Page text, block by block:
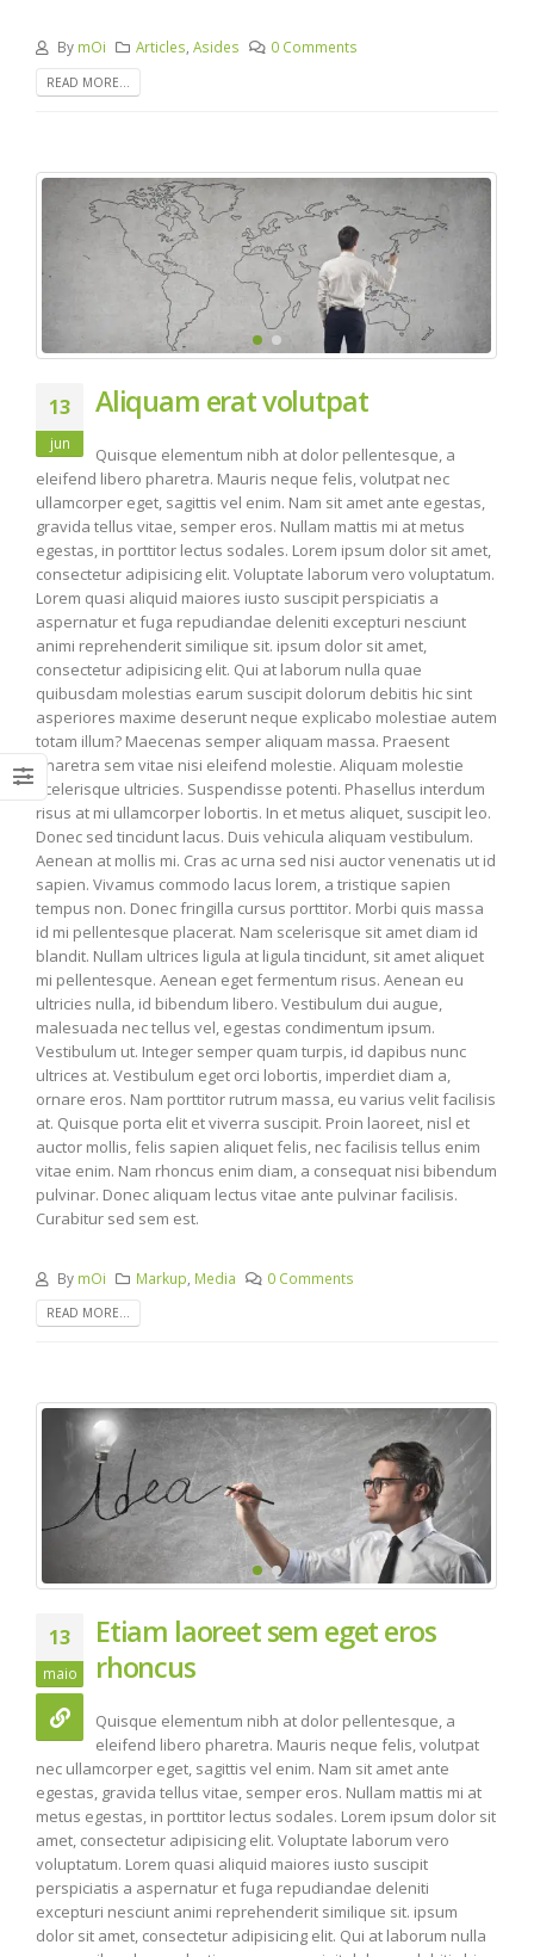
By mOi Articles,Asides 0 Comments
READ MORE...
13
jun
Aliquam erat volutpat
Quisque elementum nibh at dolor pellentesque, a
eleifend libero pharetra. Mauris neque felis, volutpat nec
ullamcorper eget, sagittis vel enim. Nam sit amet ante egestas,
gravida tellus vitae, semper eros. Nullam mattis mi at metus
egestas, in porttitor lectus sodales. Lorem ipsum dolor sit amet,
consectetur adipisicing elit. Voluptate laborum vero voluptatum.
Lorem quasi aliquid maiores iusto suscipit perspiciatis a
aspernatur et fuga repudiandae deleniti excepturi nesciunt
animi reprehenderit similique sit. ipsum dolor sit amet,
consectetur adipisicing elit. Qui at laborum nulla quae
quibusdam molestias earum suscipit dolorum debitis hic sint
asperiores maxime deserunt neque explicabo molestiae autem
totam illum? Maecenas semper aliquam massa. Praesent
pharetra sem vitae nisi eleifend molestie. Aliquam molestie
scelerisque ultricies. Suspendisse potenti. Phasellus interdum
risus at mi ullamcorper lobortis. In et metus aliquet, suscipit leo.
Donec sed tincidunt lacus. Duis vehicula aliquam vestibulum.
Aenean at mollis mi. Cras ac urna sed nisi auctor venenatis ut id
sapien. Vivamus commodo lacus lorem, a tristique sapien
tempus non. Donec fringilla cursus porttitor. Morbi quis massa
id mi pellentesque placerat. Nam scelerisque sit amet diam id
blandit. Nullam ultrices ligula at ligula tincidunt, sit amet aliquet
mi pellentesque. Aenean eget fermentum risus. Aenean eu
ultricies nulla, id bibendum libero. Vestibulum dui augue,
malesuada nec tellus vel, egestas condimentum ipsum.
Vestibulum ut. Integer semper quam turpis, id dapibus nunc
ultrices at. Vestibulum eget orci lobortis, imperdiet diam a,
ornare eros. Nam porttitor rutrum massa, eu varius velit facilisis
at. Quisque porta elit et viverra suscipit. Proin laoreet, nisl et
auctor mollis, felis sapien aliquet felis, nec facilisis tellus enim
vitae enim. Nam rhoncus enim diam, a consequat nisi bibendum
pulvinar. Donec aliquam lectus vitae ante pulvinar facilisis.
Curabitur sed sem est.
By mOi Markup Media 0 Comments
READ MORE...
13
maio
Etiam laoreet sem eget eros
rhoncus
Quisque elementum nibh at dolor pellentesque, a
eleifend libero pharetra. Mauris neque felis, volutpat
nec ullamcorper eget, sagittis vel enim. Nam sit amet ante
egestas, gravida tellus vitae, semper eros. Nullam mattis mi at
metus egestas, in porttitor lectus sodales. Lorem ipsum dolor sit
amet, consectetur adipisicing elit. Voluptate laborum vero
voluptatum. Lorem quasi aliquid maiores iusto suscipit
perspiciatis a aspernatur et fuga repudiandae deleniti
excepturi nesciunt animi reprehenderit similique sit. ipsum
dolor sit amet, consectetur adipisicing elit. Qui at laborum nulla